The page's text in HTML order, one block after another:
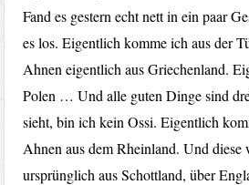
Fand es gestern echt nett in ein paar
es los. Eigentlich komme ich aus der
Ahnen eigentlich aus Griechenland.
Polen … Und alle guten Dinge sind
sieht, bin ich kein Ossi. Eigentlich
Ahnen aus dem Rheinland. Und diese
ursprünglich aus Schottland, über